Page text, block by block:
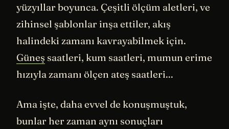
yüzyıllar boyunca. Çeşitli ölçüm aletleri, ve
zihinsel şablonlar inşa ettiler, akış
halindeki zamanı kavrayabilmek için.
Güneş saatleri, kum saatleri, mumun erime
hızıyla zamanı ölçen ateş saatleri...
Ama işte, daha evvel de konuşmuştuk,
bunlar her zaman aynı sonuçları